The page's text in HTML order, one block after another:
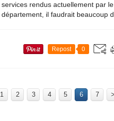
services rendus actuellement par
département, il faudrait beaucoup
Repost 0
1 2 3 4 5 6 7 >